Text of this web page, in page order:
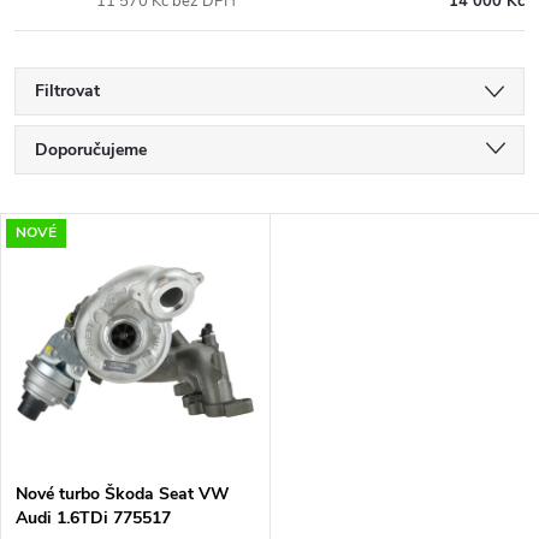
Filtrovat
Ř
a
n
p
Doporučujeme
Nejdražší
Nejprodávanější
Abecedně
V
p
i
s
NOVÉ
Nové turbo Škoda Seat VW
Audi 1.6TDi 775517